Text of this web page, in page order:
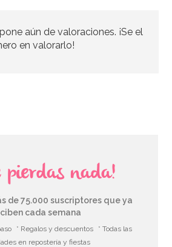
7,95€
aún de valoraciones. ¡Se el
en valorarlo!
pierdas nada!
de 75.000 suscriptores que ya
cada semana
* Regalos y descuentos
* Todas las
en repostería y fiestas